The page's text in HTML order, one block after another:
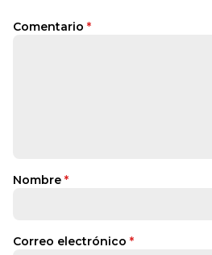
Comentario *
Nombre *
Correo electrónico *